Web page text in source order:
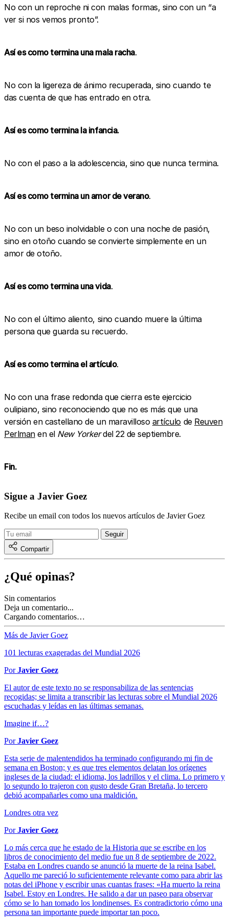
No con un reproche ni con malas formas, sino con un “a
ver si nos vemos pronto”.
Así es como termina una mala racha.
No con la ligereza de ánimo recuperada, sino cuando te
das cuenta de que has entrado en otra.
Así es como termina la infancia.
No con el paso a la adolescencia, sino que nunca termina.
Así es como termina un amor de verano.
No con un beso inolvidable o con una noche de pasión,
sino en otoño cuando se convierte simplemente en un
amor de otoño.
Así es como termina una vida.
No con el último aliento, sino cuando muere la última
persona que guarda su recuerdo.
Así es como termina el artículo.
No con una frase redonda que cierra este ejercicio
oulipiano, sino reconociendo que no es más que una
versión en castellano de un maravilloso artículo de Reuven
Perlmanen el New Yorkerdel 22 de septiembre.
Fin.
Sigue a Javier Goez
Recibe un email con todos los nuevos artículos de Javier Goez
Compartir
¿Qué opinas?
Sin comentarios
Deja un comentario...
Cargando comentarios…
Más de Javier Goez
101 lecturas exageradas del Mundial 2026
PorJavier Goez
El autor de este texto no se responsabiliza de las sentencias
recogidas; se limita a transcribir las lecturas sobre el Mundial 2026
escuchadas y leídas en las últimas semanas.
Imagine if…?
PorJavier Goez
Esta serie de malentendidos ha terminado configurando mi fin de
semana en Boston; y es que tres elementos delatan los orígenes
ingleses de la ciudad: el idioma, los ladrillos y el clima. Lo primero y
lo segundo lo trajeron con gusto desde Gran Bretaña, lo tercero
debió acompañarles como una maldición.
Londres otra vez
PorJavier Goez
Lo más cerca que he estado de la Historia que se escribe en los
libros de conocimiento del medio fue un 8 de septiembre de 2022.
Estaba en Londres cuando se anunció la muerte de la reina Isabel.
Aquello me pareció lo suficientemente relevante como para abrir las
notas del iPhone y escribir unas cuantas frases: «Ha muerto la reina
Isabel. Estoy en Londres. He salido a dar un paseo para observar
cómo se lo han tomado los londinenses. Es contradictorio cómo una
persona tan importante puede importar tan poco.